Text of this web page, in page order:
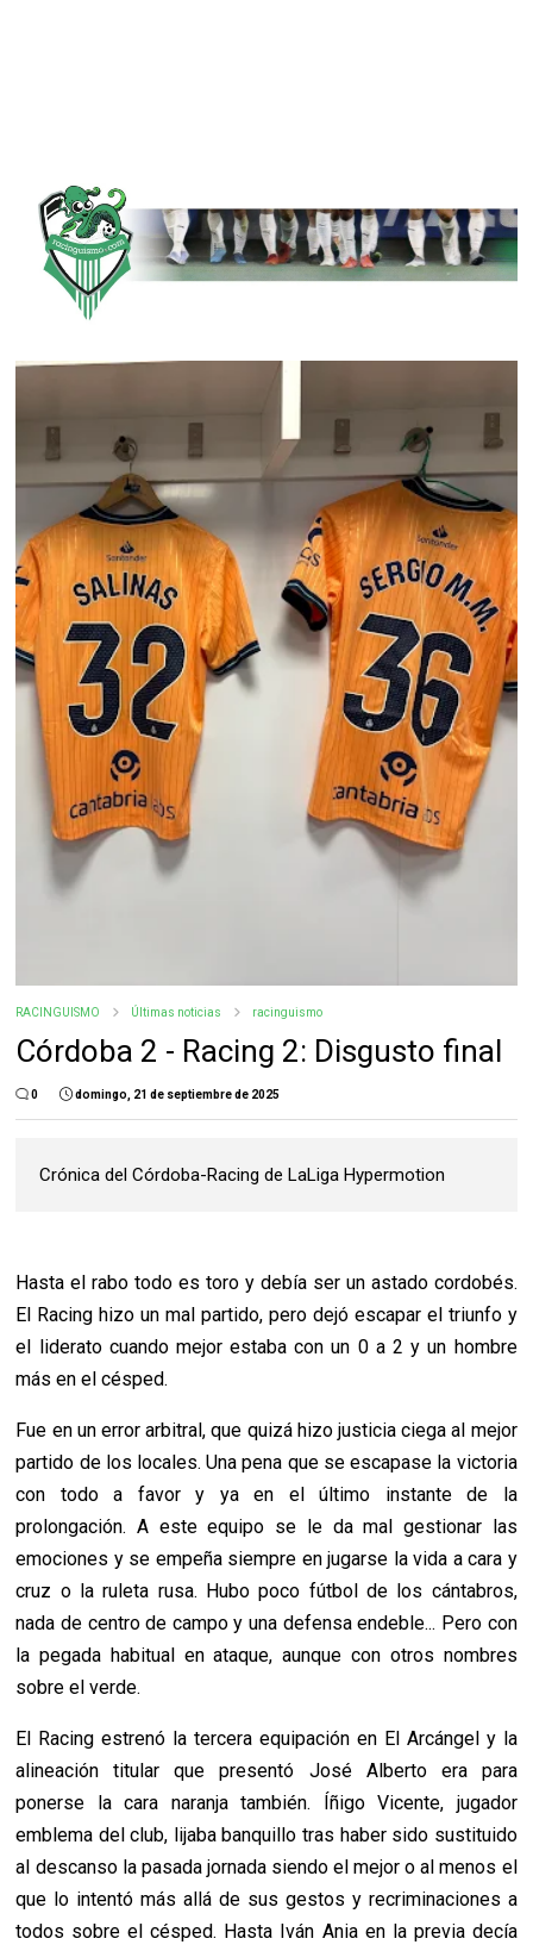
RACINGUISMO Últimas noticias racinguismo
Córdoba 2 - Racing 2: Disgusto final
0 domingo, 21 de septiembre de 2025
Crónica del Córdoba-Racing de LaLiga Hypermotion
Hasta el rabo todo es toro y debía ser un astado cordobés.
El Racing hizo un mal partido, pero dejó escapar el triunfo y
el liderato cuando mejor estaba con un 0 a 2 y un hombre
más en el césped.
Fue en un error arbitral, que quizá hizo justicia ciega al mejor
partido de los locales. Una pena que se escapase la victoria
con todo a favor y ya en el último instante de la
prolongación. A este equipo se le da mal gestionar las
emociones y se empeña siempre en jugarse la vida a cara y
cruz o la ruleta rusa. Hubo poco fútbol de los cántabros,
nada de centro de campo y una defensa endeble... Pero con
la pegada habitual en ataque, aunque con otros nombres
sobre el verde.
El Racing estrenó la tercera equipación en El Arcángel y la
alineación titular que presentó José Alberto era para
ponerse la cara naranja también. Íñigo Vicente, jugador
emblema del club, lijaba banquillo tras haber sido sustituido
al descanso la pasada jornada siendo el mejor o al menos el
que lo intentó más allá de sus gestos y recriminaciones a
todos sobre el césped. Hasta Iván Ania en la previa decía